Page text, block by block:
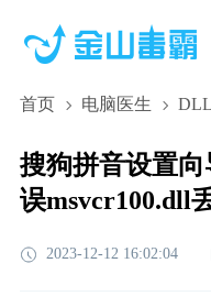
首页 电脑医生
搜狗拼音设置向
误msvcr100.dll
2023-12-12 16:02:04